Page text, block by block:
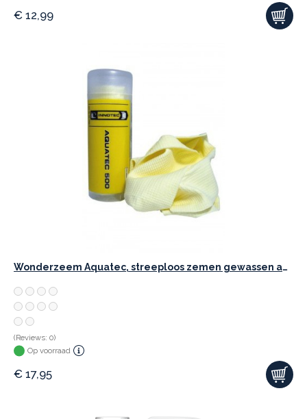
€ 12,99
Wonderzeem Aquatec, streeploos zemen gewassen auto
(Reviews: 0)
Op voorraad
€ 17,95